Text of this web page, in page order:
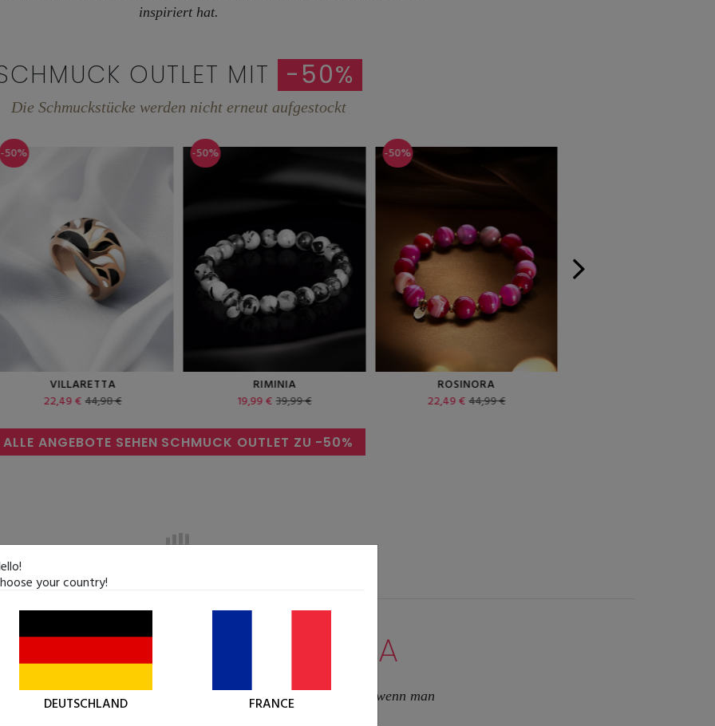
inspiriert hat.
OUTLET MIT -50%
Die Schmuckstücke werden nicht erneut aufgestockt
-50%
RIMINIA
19,99 €39,99 €
-50%
ROSINORA
22,49 €44,99 €
-50%
ORVIETINO
14,99 €29,99 €
ALLE ANGEBOTE SEHEN SCHMUCK OUTLET ZU -50%
NATURSTEINE VON ANNA
aus einzigartigen Natursteinen mit vielen Eigenschaften. Erst wenn man
verbindet, kommt ihr volles Potenzial zum Ausdruck.
your country!
DEUTSCHLAND FRANCE